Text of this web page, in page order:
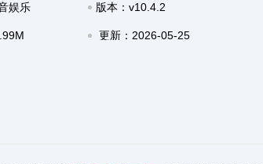
娱乐 版本：v10.4.2
更新：2026-05-25